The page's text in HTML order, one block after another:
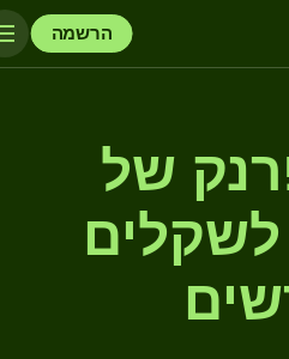
הרשמה
של
לשקלים